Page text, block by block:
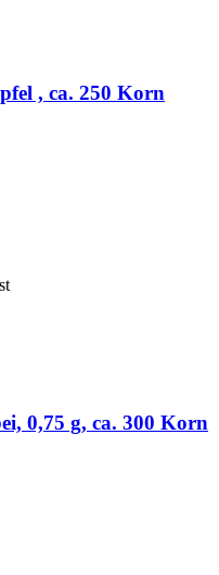
, ca. 250 Korn
0,75 g, ca. 300 Korn